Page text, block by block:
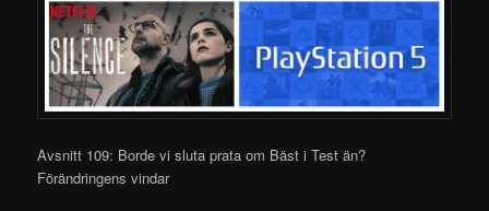
Avsnitt 109: Borde vi sluta prata om Bäst i Test än?
Förändringens vindar